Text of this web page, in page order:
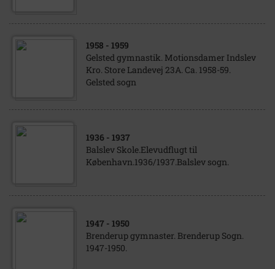
1958 - 1959
Gelsted gymnastik. Motionsdamer Indslev
Kro. Store Landevej 23A. Ca. 1958-59.
Gelsted sogn
1936 - 1937
Balslev Skole.Elevudflugt til
København.1936/1937.Balslev sogn.
1947 - 1950
Brenderup gymnaster. Brenderup Sogn.
1947-1950.